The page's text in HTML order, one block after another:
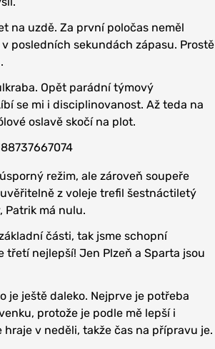
na uzdě. Za první poločas neměl
posledních sekundách zápasu. Prostě
Opět parádní týmový
se mi i disciplinovanost. Až teda na
oslavě skočí na plot.
režim, ale zároveň soupeře
z voleje trefil šestnáctiletý
Patrik má nulu.
části, tak jsme schopní
nejlepší! Jen Plzeň a Sparta jsou
je ještě daleko. Nejprve je potřeba
protože je podle mě lepší i
v neděli, takže čas na přípravu je.